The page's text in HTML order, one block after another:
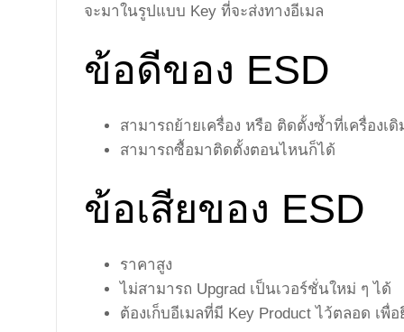
จะมาในรูปแบบ Key ที่จะส่งทางอีเมล
ข้อดีของ ESD
สามารถย้ายเครื่อง หรือ ติดตั้งซ้ำที่เครื่องเดิ
สามารถซื้อมาติดตั้งตอนไหนก็ได้
ข้อเสียของ ESD
ราคาสูง
ไม่สามารถ Upgrad เป็นเวอร์ชั่นใหม่ ๆ ได้
ต้องเก็บอีเมลที่มี Key Product ไว้ตลอด เ